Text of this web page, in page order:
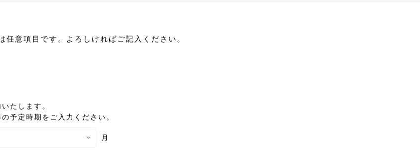
任意項目です。よろしければご記入ください。
たします。
予定時期をご入力ください。
月